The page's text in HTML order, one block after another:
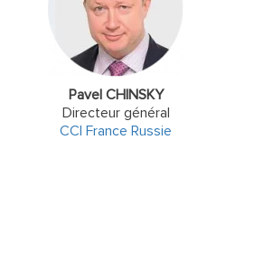
Pavel CHINSKY
Directeur général
CCI France Russie